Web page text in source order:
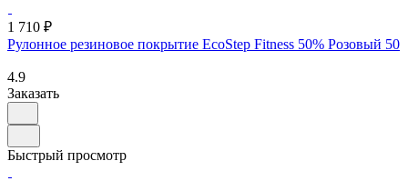
1 710 ₽
Рулонное резиновое покрытие EcoStep Fitness 50% Розовый 50
4.9
Заказать
Быстрый просмотр